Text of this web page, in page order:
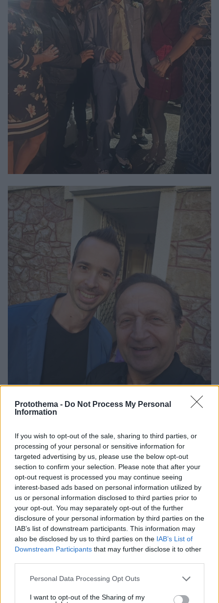
Protothema - Do Not Process My Personal
Information
If you wish to opt-out of the sale, sharing to third parties, or
processing of your personal or sensitive information for
targeted advertising by us, please use the below opt-out
section to confirm your selection. Please note that after your
opt-out request is processed you may continue seeing
interest-based ads based on personal information utilized by
us or personal information disclosed to third parties prior to
your opt-out. You may separately opt-out of the further
disclosure of your personal information by third parties on the
IAB’s list of downstream participants. This information may
also be disclosed by us to third parties on the IAB’s List of
Downstream Participants that may further disclose it to other
Please note that this website/app uses one or more Google
not limited to your visit or usage behaviour. You may click to
Personal Data Processing Opt Outs
I want to opt-out of the Sharing of my